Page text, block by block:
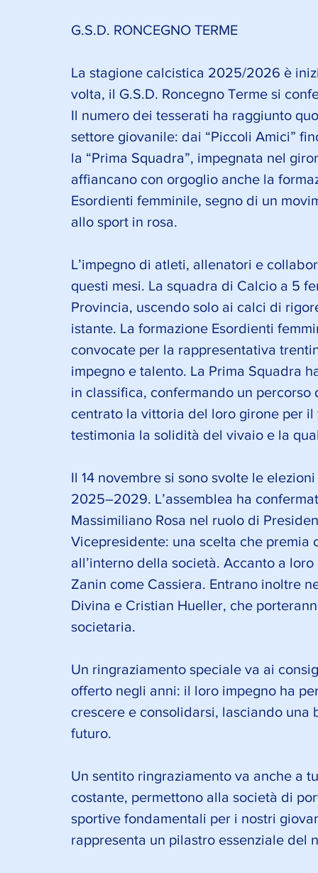
G.S.D. RONCEGNO TERME
La stagione calcistica 2025/2026 è
volta, il G.S.D. Roncegno Terme si
Il numero dei tesserati ha raggiunto
settore giovanile: dai “Piccoli Amici”
la “Prima Squadra”, impegnata nel
affiancano con orgoglio anche la
Esordienti femminile, segno di un
allo sport in rosa.
L’impegno di atleti, allenatori e
questi mesi. La squadra di Calcio a 5
Provincia, uscendo solo ai calci di
istante. La formazione Esordienti
convocate per la rappresentativa
impegno e talento. La Prima Squadra
in classifica, confermando un
centrato la vittoria del loro girone per
testimonia la solidità del vivaio e la
Il 14 novembre si sono svolte le
2025–2029. L’assemblea ha
Massimiliano Rosa nel ruolo di
Vicepresidente: una scelta che
all’interno della società. Accanto a
Zanin come Cassiera. Entrano inoltre
Divina e Cristian Hueller, che
societaria.
Un ringraziamento speciale va ai
offerto negli anni: il loro impegno ha
crescere e consolidarsi, lasciando
futuro.
Un sentito ringraziamento va anche a
costante, permettono alla società di
sportive fondamentali per i nostri
rappresenta un pilastro essenziale del